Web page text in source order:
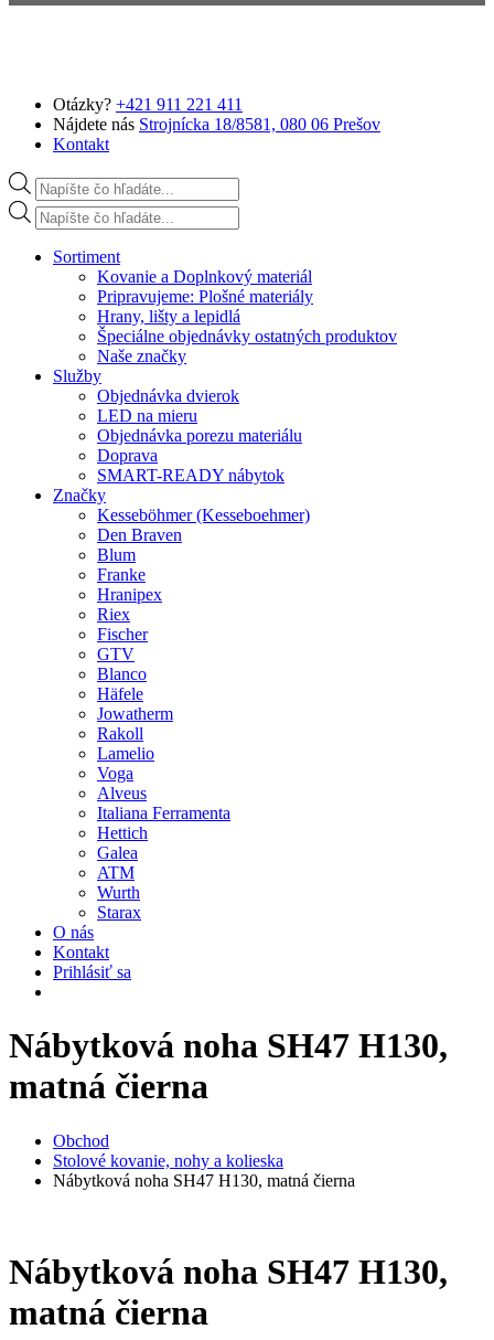
Otázky? +421 911 221 411
Nájdete nás Strojnícka 18/8581, 080 06 Prešov
Kontakt
Products search
Products search
Sortiment
Kovanie a Doplnkový materiál
Pripravujeme: Plošné materiály
Hrany, lišty a lepidlá
Špeciálne objednávky ostatných produktov
Naše značky
Služby
Objednávka dvierok
LED na mieru
Objednávka porezu materiálu
Doprava
SMART-READY nábytok
Značky
Kesseböhmer (Kesseboehmer)
Den Braven
Blum
Franke
Hranipex
Riex
Fischer
GTV
Blanco
Häfele
Jowatherm
Rakoll
Lamelio
Voga
Alveus
Italiana Ferramenta
Hettich
Galea
ATM
Wurth
Starax
O nás
Kontakt
Prihlásiť sa
Nábytková noha SH47 H130,
matná čierna
Obchod
Stolové kovanie, nohy a kolieska
Nábytková noha SH47 H130, matná čierna
Nábytková noha SH47 H130,
matná čierna